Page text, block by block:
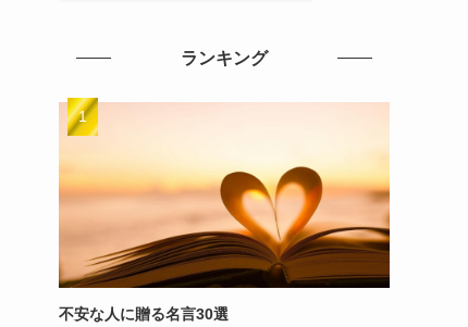
ランキング
不安な人に贈る名言30選